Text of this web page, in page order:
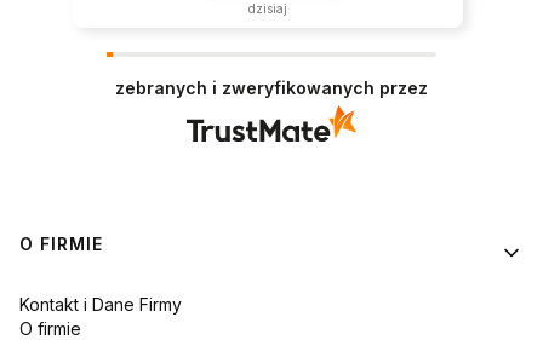
dzisiaj
zebranych i zweryfikowanych przez
Linki w stopce
O FIRMIE
Kontakt i Dane Firmy
O firmie